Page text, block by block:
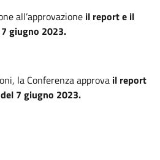
all’approvazione il report e il
giugno 2023.
la Conferenza approva il report
7 giugno 2023.